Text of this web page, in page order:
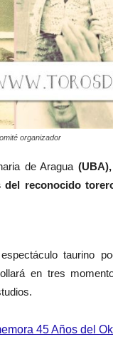
organizador
de Aragua
del reconocido
taurino
en tres
45 Años del